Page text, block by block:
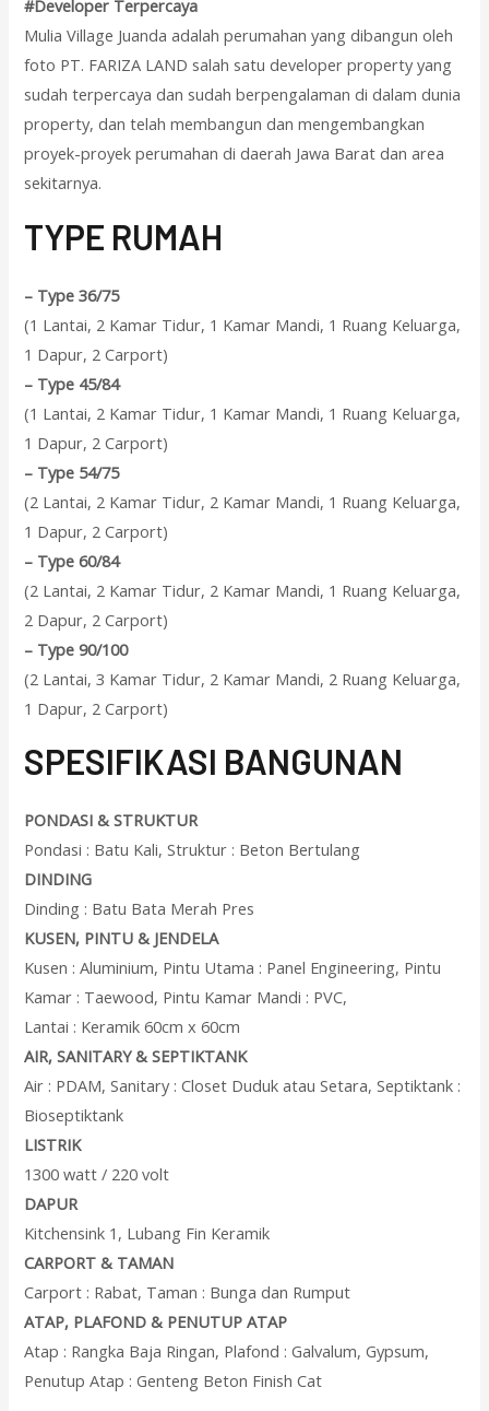
#Developer Terpercaya
Mulia Village Juanda adalah perumahan yang dibangun oleh
foto PT. FARIZA LAND salah satu developer property yang
sudah terpercaya dan sudah berpengalaman di dalam dunia
property, dan telah membangun dan mengembangkan
proyek-proyek perumahan di daerah Jawa Barat dan area
sekitarnya.
TYPE RUMAH
– Type 36/75
(1 Lantai, 2 Kamar Tidur, 1 Kamar Mandi, 1 Ruang Keluarga,
1 Dapur, 2 Carport)
– Type 45/84
(1 Lantai, 2 Kamar Tidur, 1 Kamar Mandi, 1 Ruang Keluarga,
1 Dapur, 2 Carport)
– Type 54/75
(2 Lantai, 2 Kamar Tidur, 2 Kamar Mandi, 1 Ruang Keluarga,
1 Dapur, 2 Carport)
– Type 60/84
(2 Lantai, 2 Kamar Tidur, 2 Kamar Mandi, 1 Ruang Keluarga,
2 Dapur, 2 Carport)
– Type 90/100
(2 Lantai, 3 Kamar Tidur, 2 Kamar Mandi, 2 Ruang Keluarga,
1 Dapur, 2 Carport)
SPESIFIKASI BANGUNAN
PONDASI & STRUKTUR
Pondasi : Batu Kali, Struktur : Beton Bertulang
DINDING
Dinding : Batu Bata Merah Pres
KUSEN, PINTU & JENDELA
Kusen : Aluminium, Pintu Utama : Panel Engineering, Pintu
Kamar : Taewood, Pintu Kamar Mandi : PVC,
Lantai : Keramik 60cm x 60cm
AIR, SANITARY & SEPTIKTANK
Air : PDAM, Sanitary : Closet Duduk atau Setara, Septiktank :
Bioseptiktank
LISTRIK
1300 watt / 220 volt
DAPUR
Kitchensink 1, Lubang Fin Keramik
CARPORT & TAMAN
Carport : Rabat, Taman : Bunga dan Rumput
ATAP, PLAFOND & PENUTUP ATAP
Atap : Rangka Baja Ringan, Plafond : Galvalum, Gypsum,
Penutup Atap : Genteng Beton Finish Cat